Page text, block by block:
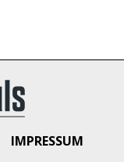
IMPRESSUM